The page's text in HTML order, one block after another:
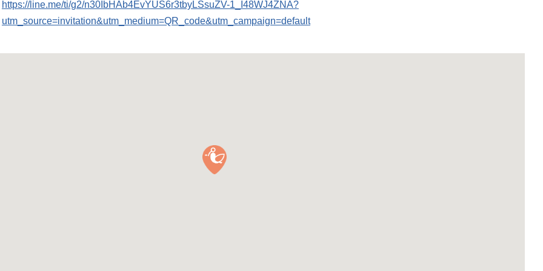
https://line.me/ti/g2/n30IbHAb4EvYUS6r3tbyLSsuZV-1_I48WJ4ZNA?
utm_source=invitation&utm_medium=QR_code&utm_campaign=default